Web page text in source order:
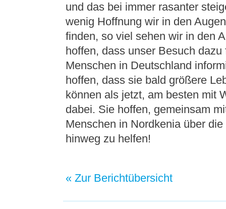
und das bei immer rasanter
wenig Hoffnung wir in den
finden, so viel sehen wir in den
hoffen, dass unser Besuch
Menschen in Deutschland
hoffen, dass sie bald größere
können als jetzt, am besten mit
dabei. Sie hoffen, gemeinsam
Menschen in Nordkenia über
hinweg zu helfen!
« Zur Berichtübersicht